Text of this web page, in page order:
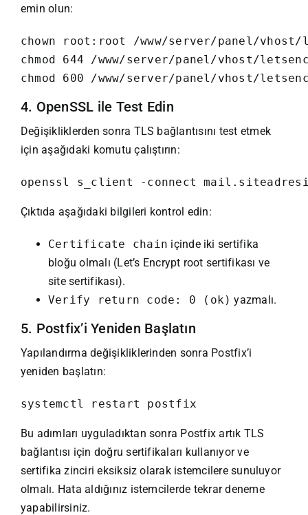
emin olun:
chown root:root /www/server/panel/
chmod 644 /www/server/panel/vhost/
chmod 600 /www/server/panel/vhost/
4. OpenSSL ile Test Edin
Değişikliklerden sonra TLS bağlantısını test etmek
için aşağıdaki komutu çalıştırın:
openssl s_client -connect
Çıktıda aşağıdaki bilgileri kontrol edin:
Certificate chain içinde iki sertifika
bloğu olmalı (Let’s Encrypt root sertifikası ve
site sertifikası).
Verify return code: 0 (ok) yazmalı.
5. Postfix’i Yeniden Başlatın
Yapılandırma değişikliklerinden sonra Postfix’i
yeniden başlatın:
systemctl restart postfix
Bu adımları uyguladıktan sonra Postfix artık TLS
bağlantısı için doğru sertifikaları kullanıyor ve
sertifika zinciri eksiksiz olarak istemcilere sunuluyor
olmalı. Hata aldığınız istemcilerde tekrar deneme
yapabilirsiniz.